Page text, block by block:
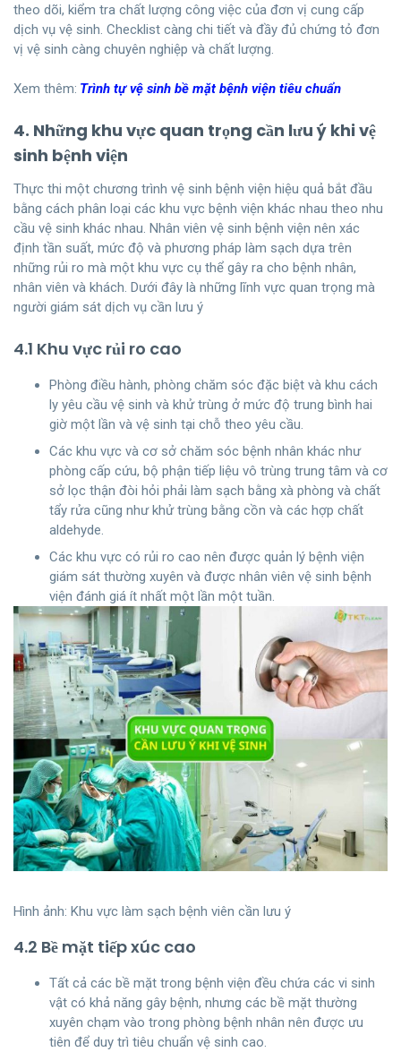
theo dõi, kiểm tra chất lượng công việc của đơn vị cung cấp
dịch vụ vệ sinh. Checklist càng chi tiết và đầy đủ chứng tỏ đơn
vị vệ sinh càng chuyên nghiệp và chất lượng.
Xem thêm: Trình tự vệ sinh bề mặt bệnh viện tiêu chuẩn
4. Những khu vực quan trọng cần lưu ý khi vệ
sinh bệnh viện
Thực thi một chương trình vệ sinh bệnh viện hiệu quả bắt đầu
bằng cách phân loại các khu vực bệnh viện khác nhau theo nhu
cầu vệ sinh khác nhau. Nhân viên vệ sinh bệnh viện nên xác
định tần suất, mức độ và phương pháp làm sạch dựa trên
những rủi ro mà một khu vực cụ thể gây ra cho bệnh nhân,
nhân viên và khách. Dưới đây là những lĩnh vực quan trọng mà
người giám sát dịch vụ cần lưu ý
4.1 Khu vực rủi ro cao
Phòng điều hành, phòng chăm sóc đặc biệt và khu cách
ly yêu cầu vệ sinh và khử trùng ở mức độ trung bình hai
giờ một lần và vệ sinh tại chỗ theo yêu cầu.
Các khu vực và cơ sở chăm sóc bệnh nhân khác như
phòng cấp cứu, bộ phận tiếp liệu vô trùng trung tâm và cơ
sở lọc thận đòi hỏi phải làm sạch bằng xà phòng và chất
tẩy rửa cũng như khử trùng bằng cồn và các hợp chất
aldehyde.
Các khu vực có rủi ro cao nên được quản lý bệnh viện
giám sát thường xuyên và được nhân viên vệ sinh bệnh
viện đánh giá ít nhất một lần một tuần.
Hình ảnh: Khu vực làm sạch bệnh viên cần lưu ý
4.2 Bề mặt tiếp xúc cao
Tất cả các bề mặt trong bệnh viện đều chứa các vi sinh
vật có khả năng gây bệnh, nhưng các bề mặt thường
xuyên chạm vào trong phòng bệnh nhân nên được ưu
tiên để duy trì tiêu chuẩn vệ sinh cao.